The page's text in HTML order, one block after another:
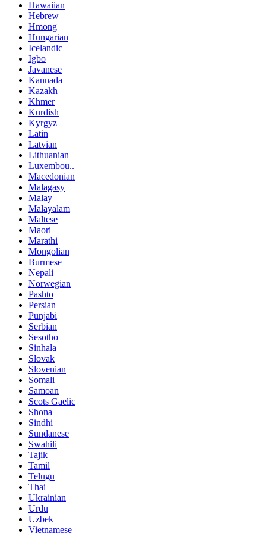
Hawaiian
Hebrew
Hmong
Hungarian
Icelandic
Igbo
Javanese
Kannada
Kazakh
Khmer
Kurdish
Kyrgyz
Latin
Latvian
Lithuanian
Luxembou..
Macedonian
Malagasy
Malay
Malayalam
Maltese
Maori
Marathi
Mongolian
Burmese
Nepali
Norwegian
Pashto
Persian
Punjabi
Serbian
Sesotho
Sinhala
Slovak
Slovenian
Somali
Samoan
Scots Gaelic
Shona
Sindhi
Sundanese
Swahili
Tajik
Tamil
Telugu
Thai
Ukrainian
Urdu
Uzbek
Vietnamese